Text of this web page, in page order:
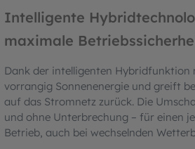
Intelligente
maximale
Dank der intelligenten Hybridfunktion
vorrangig Sonnenenergie und greift
auf das Stromnetz zurück. Die
und ohne Unterbrechung – für einen
Betrieb, auch bei wechselnden